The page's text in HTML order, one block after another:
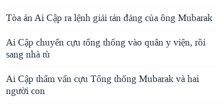
Tòa án Ai Cập ra lệnh giải tán đảng của ông Mubarak
Ai Cập chuyển cựu tổng thống vào quân y viện, rồi
sang nhà tù
Ai Cập thẩm vấn cựu Tổng thống Mubarak và hai
người con